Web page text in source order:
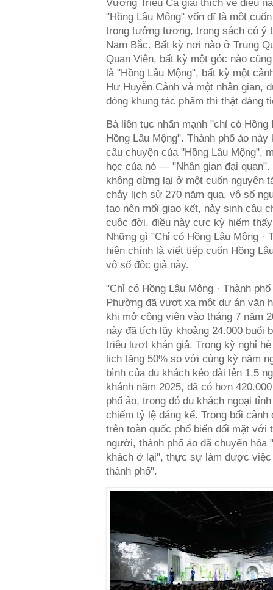
Vương Triều Ca giải thích về điều
"Hồng Lâu Mộng" vốn dĩ là một
trong tưởng tượng, trong sách có ý
Nam Bắc. Bất kỳ nơi nào ở Trung
Quan Viên, bất kỳ một góc nào
là "Hồng Lâu Mộng", bất kỳ một
Hư Huyễn Cảnh và một nhân gian,
đóng khung tác phẩm thì thật đáng
Bà liên tục nhấn mạnh "chỉ có
Hồng Lâu Mộng". Thành phố ảo
câu chuyện của "Hồng Lâu Mộng",
học của nó — "Nhân gian đại
không dừng lại ở một cuốn nguyên
chảy lịch sử 270 năm qua, vô số
tạo nên mối giao kết, nảy sinh câu
cuộc đời, điều này cực kỳ hiếm
Những gì "Chỉ có Hồng Lâu Mộng ·
hiện chính là viết tiếp cuốn Hồng
vô số độc giả này.
"Chỉ có Hồng Lâu Mộng · Thành
Phường đã vượt xa một dự án văn
khi mở công viên vào tháng 7 năm
này đã tích lũy khoảng 24.000 buổi
triệu lượt khán giả. Trong kỳ nghỉ
lịch tăng 50% so với cùng kỳ năm
bình của du khách kéo dài lên 1,5
khánh năm 2025, đã có hơn
phố ảo, trong đó du khách ngoại
chiếm tỷ lệ đáng kể. Trong bối
trên toàn quốc phổ biến đối mặt với
người, thành phố ảo đã chuyển
khách ở lại", thực sự làm được
thành phố".